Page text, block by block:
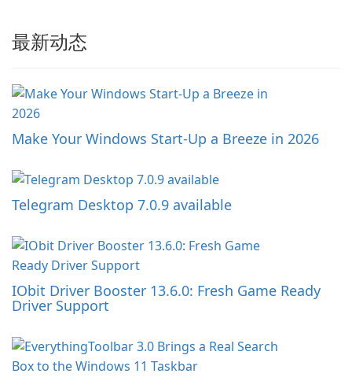
最新动态
Make Your Windows Start-Up a Breeze in 2026
Telegram Desktop 7.0.9 available
IObit Driver Booster 13.6.0: Fresh Game Ready
Driver Support